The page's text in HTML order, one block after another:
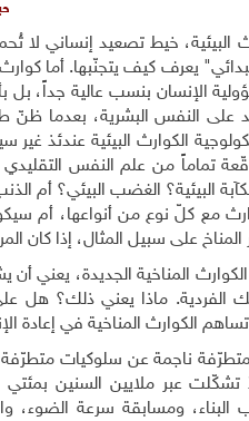
البيئية، خيط تصعيد إنساني لا
يعرف كيف يتجنّبها. أما
الإنسان بنسب عالية جداً،
على النفس البشرية، بعدما ظنّ
الكوارث البيئية عندئذ
تماماً من علم النفس
البيئية؟ الغضب البيئي؟ أم
مع كلّ نوع من أنواعها، أم
المناخ على سبيل المثال، إذا
المناخية الجديدة، يعني أن
تلك الفردية. ماذا يعني ذلك؟
الكوارث المناخية في إعادة
ناجمة عن سلوكيات
عبر ملايين السنين بمئتي
ومسابقة سرعة الضوء،